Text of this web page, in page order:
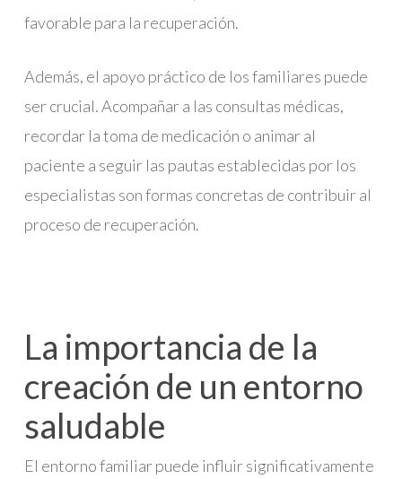
favorable para la recuperación.
Además, el apoyo práctico de los familiares puede
ser crucial. Acompañar a las consultas médicas,
recordar la toma de medicación o animar al
paciente a seguir las pautas establecidas por los
especialistas son formas concretas de contribuir al
proceso de recuperación.
La importancia de la
creación de un entorno
saludable
El entorno familiar puede influir significativamente